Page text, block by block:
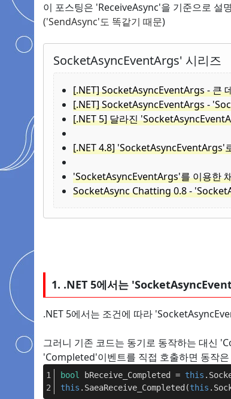
이 포스팅은 'ReceiveAsync'을 기준으로 설
('SendAsync'도 똑같기 때문)
SocketAsyncEventArgs' 시리즈
[.NET] SocketAsyncEventArgs - 큰
[.NET] SocketAsyncEventArgs -
[.NET 5] 달라진
[.NET 4.8] 'SocketAsyncEventArgs'
'SocketAsyncEventArgs'를 이용한
SocketAsync Chatting 0.8 -
1. .NET 5에서는
.NET 5에서는 조건에 따라
그러니 기존 코드는 동기로 동작하는 대신
'Completed'이벤트를 직접 호출하면 동작은
bool bReceive_Completed = this
this .SaeaReceive_Completed(this